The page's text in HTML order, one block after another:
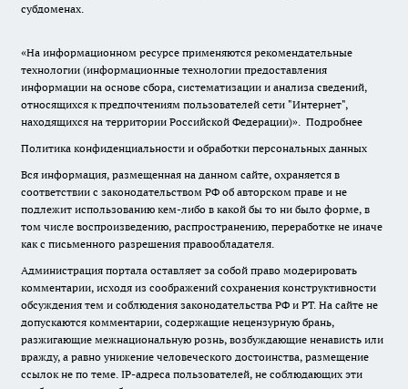
субдоменах.
«На информационном ресурсе применяются рекомендательные
технологии (информационные технологии предоставления
информации на основе сбора, систематизации и анализа сведений,
относящихся к предпочтениям пользователей сети "Интернет",
находящихся на территории Российской Федерации)». Подробнее
Политика конфиденциальности и обработки персональных данных
Вся информация, размещенная на данном сайте, охраняется в
соответствии с законодательством РФ об авторском праве и не
подлежит использованию кем-либо в какой бы то ни было форме, в
том числе воспроизведению, распространению, переработке не иначе
как с письменного разрешения правообладателя.
Администрация портала оставляет за собой право модерировать
комментарии, исходя из соображений сохранения конструктивности
обсуждения тем и соблюдения законодательства РФ и РТ. На сайте не
допускаются комментарии, содержащие нецензурную брань,
разжигающие межнациональную рознь, возбуждающие ненависть или
вражду, а равно унижение человеческого достоинства, размещение
ссылок не по теме. IP-адреса пользователей, не соблюдающих эти